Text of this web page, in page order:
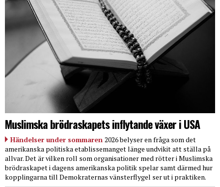
Muslimska brödraskapets inflytande växer i USA
Händelser under sommaren 2026 belyser en fråga som det
amerikanska politiska etablissemanget länge undvikit att ställa på
allvar. Det är vilken roll som organisationer med rötter i Muslimska
brödraskapet i dagens amerikanska politik spelar samt därmed hur
kopplingarna till Demokraternas vänsterflygel ser ut i praktiken.